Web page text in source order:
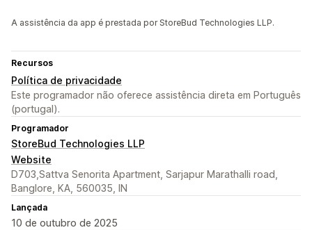
A assistência da app é prestada por StoreBud Technologies LLP.
Recursos
Política de privacidade
Este programador não oferece assistência direta em Português
(portugal).
Programador
StoreBud Technologies LLP
Website
D703,Sattva Senorita Apartment, Sarjapur Marathalli road,
Banglore, KA, 560035, IN
Lançada
10 de outubro de 2025